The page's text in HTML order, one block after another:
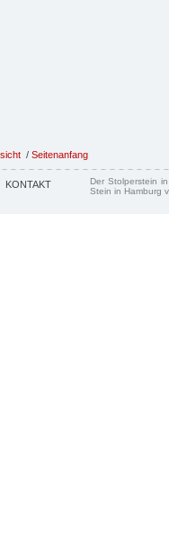
/ Seitenanfang
KONTAKT
Der Stolperstein
Stein in Hamburg